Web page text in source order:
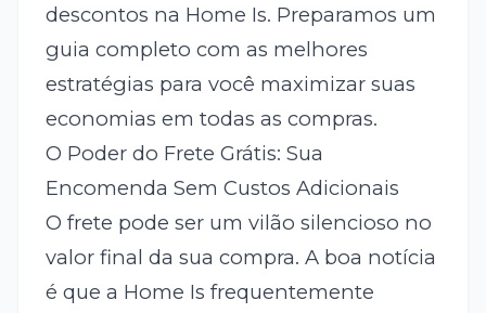
descontos na Home Is. Preparamos um
guia completo com as melhores
estratégias para você maximizar suas
economias em todas as compras.
O Poder do Frete Grátis: Sua
Encomenda Sem Custos Adicionais
O frete pode ser um vilão silencioso no
valor final da sua compra. A boa notícia
é que a Home Is frequentemente